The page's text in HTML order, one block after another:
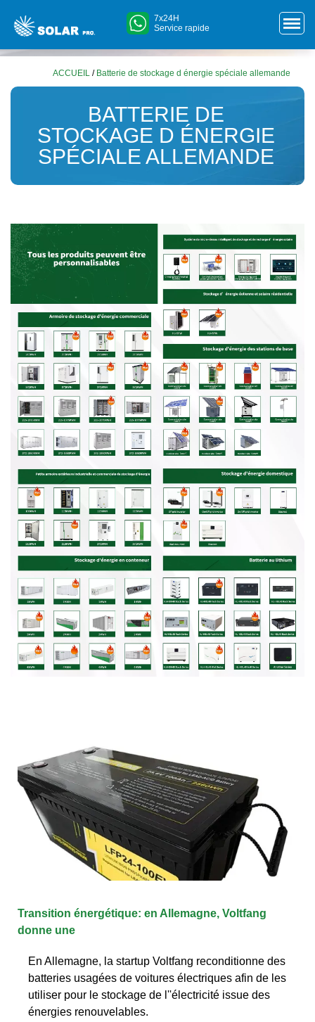
7x24H
Service rapide
ACCUEIL / Batterie de stockage d énergie spéciale allemande
BATTERIE DE
STOCKAGE D ÉNERGIE
SPÉCIALE ALLEMANDE
Transition énergétique: en Allemagne, Voltfang
donne une
En Allemagne, la startup Voltfang reconditionne des
batteries usagées de voitures électriques afin de les
utiliser pour le stockage de l''électricité issue des
énergies renouvelables.